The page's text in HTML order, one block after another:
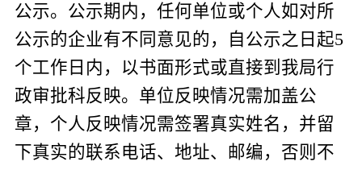
公示。公示期内，任何单位或个人如对所
公示的企业有不同意见的，自公示之日起5
个工作日内，以书面形式或直接到我局行
政审批科反映。单位反映情况需加盖公
章，个人反映情况需签署真实姓名，并留
下真实的联系电话、地址、邮编，否则不